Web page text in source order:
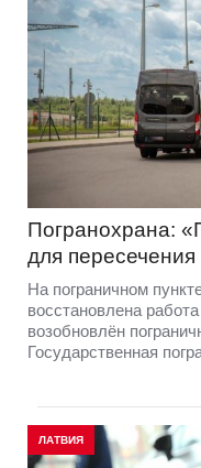
Погранохрана:
для
На пограничном
восстановлена
возобновлён
Государственная
ЛАТВИЯ